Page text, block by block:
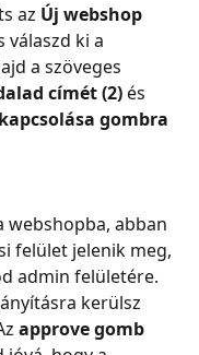
az Új webshop
válaszd ki a
a szöveges
címét (2) és
gombra
webshopba, abban
felület jelenik meg,
admin felületére.
kerülsz
approve gomb